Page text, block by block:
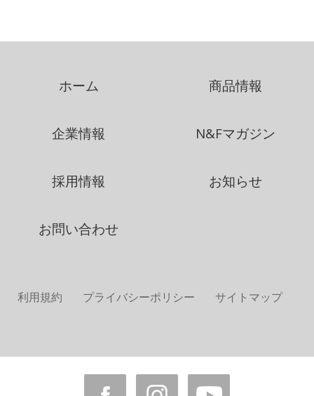
ホーム 商品情報
企業情報 N&Fマガジン
採用情報 お知らせ
お問い合わせ
利用規約 プライバシーポリシー サイトマップ